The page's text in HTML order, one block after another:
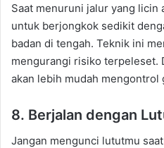
Saat menuruni jalur yang licin
untuk berjongkok sedikit
badan di tengah. Teknik ini
mengurangi risiko terpeleset.
akan lebih mudah mengontrol
8. Berjalan dengan
Jangan mengunci lututmu